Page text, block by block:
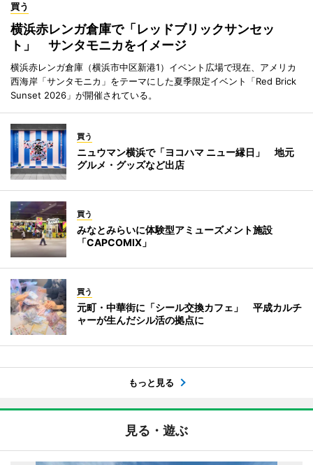
買う
横浜赤レンガ倉庫で「レッドブリックサンセッ
ト」 サンタモニカをイメージ
横浜赤レンガ倉庫（横浜市中区新港1）イベント広場で現在、アメリカ
西海岸「サンタモニカ」をテーマにした夏季限定イベント「Red Brick
Sunset 2026」が開催されている。
買う
ニュウマン横浜で「ヨコハマ ニュー縁日」 地元
グルメ・グッズなど出店
買う
みなとみらいに体験型アミューズメント施設
「CAPCOMIX」
買う
元町・中華街に「シール交換カフェ」 平成カルチ
ャーが生んだシル活の拠点に
もっと見る
見る・遊ぶ